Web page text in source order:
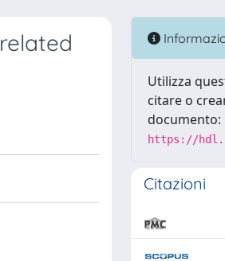
Utilizza
citare o
documento:
https://
Citazioni